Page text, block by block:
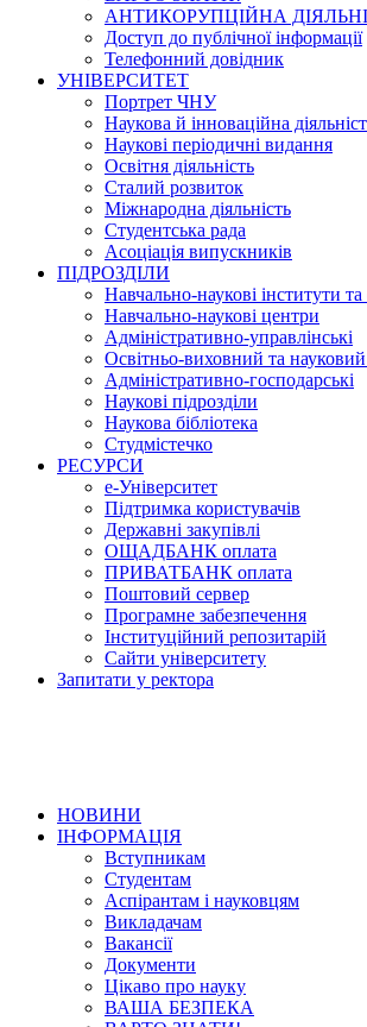
АНТИКОРУПЦІЙНА
Доступ до публічної інформації
Телефонний довідник
УНІВЕРСИТЕТ
Портрет ЧНУ
Наукова й інноваційна
Наукові періодичні видання
Освітня діяльність
Сталий розвиток
Міжнародна діяльність
Студентська рада
Асоціація випускників
ПІДРОЗДІЛИ
Навчально-наукові інститути та
Навчально-наукові центри
Адміністративно-управлінські
Освітньо-виховний та
Адміністративно-господарські
Наукові підрозділи
Наукова бібліотека
Студмістечко
РЕСУРСИ
е-Університет
Підтримка користувачів
Державні закупівлі
ОЩАДБАНК оплата
ПРИВАТБАНК оплата
Поштовий сервер
Програмне забезпечення
Інституційний репозитарій
Сайти університету
Запитати у ректора
НОВИНИ
ІНФОРМАЦІЯ
Вступникам
Студентам
Аспірантам і науковцям
Викладачам
Вакансії
Документи
Цікаво про науку
ВАША БЕЗПЕКА